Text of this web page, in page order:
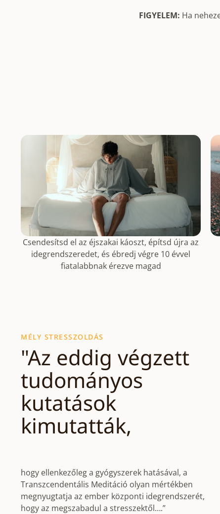
FIGYELEM: Ha
Csendesítsd el az éjszakai káoszt, építsd újra az
idegrendszeredet, és ébredj végre 10 évvel
fiatalabbnak érezve magad
MÉLY STRESSZOLDÁS
"Az eddig végzett
tudományos
kutatások
kimutatták,
hogy ellenkezőleg a gyógyszerek hatásával, a
Transzcendentális Meditáció olyan mértékben
megnyugtatja az ember központi idegrendszerét,
hogy az megszabadul a stresszektől….”